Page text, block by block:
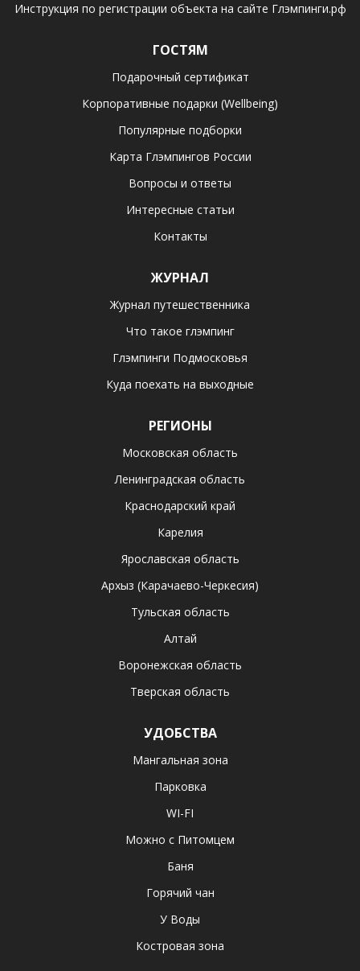
Инструкция по регистрации объекта на сайте Глэмпинги.рф
ГОСТЯМ
Подарочный сертификат
Корпоративные подарки (Wellbeing)
Популярные подборки
Карта Глэмпингов России
Вопросы и ответы
Интересные статьи
Контакты
ЖУРНАЛ
Журнал путешественника
Что такое глэмпинг
Глэмпинги Подмосковья
Куда поехать на выходные
РЕГИОНЫ
Московская область
Ленинградская область
Краснодарский край
Карелия
Ярославская область
Архыз (Карачаево-Черкесия)
Тульская область
Алтай
Воронежская область
Тверская область
УДОБСТВА
Мангальная зона
Парковка
WI-FI
Можно с Питомцем
Баня
Горячий чан
У Воды
Костровая зона